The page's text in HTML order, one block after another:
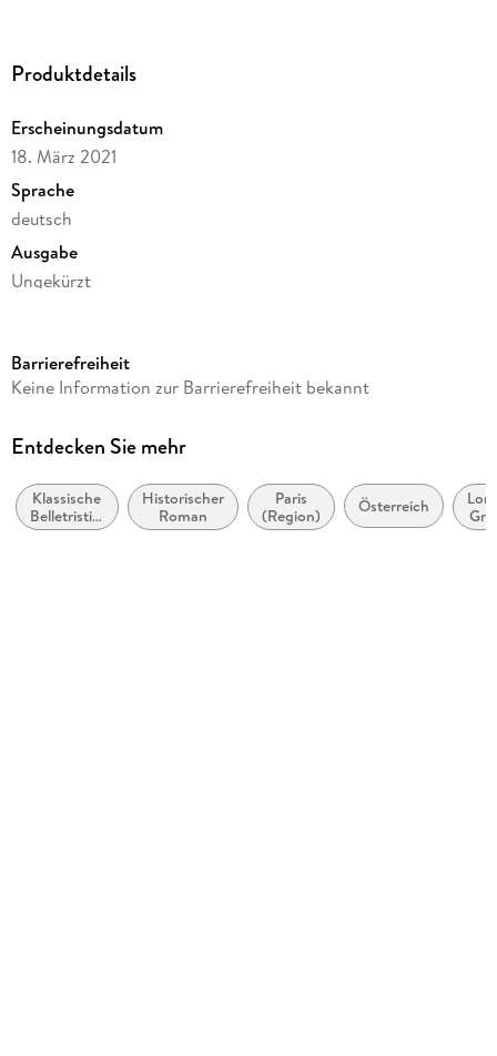
Produktdetails
Erscheinungsdatum
18. März 2021
Sprache
deutsch
Ausgabe
Ungekürzt
Laufzeit
Reihe
Autor/Autorin
Stefan Zweig
Barrierefreiheit
Keine Information zur Barrierefreiheit bekannt
Entdecken Sie mehr
Klassische
Belletristik:
allgemein
Historischer
Roman
Paris
(Region)
Österreich